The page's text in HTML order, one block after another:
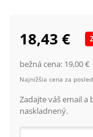
18,43 €
bežná cena: 19,00 €
Najnižšia cena za
Zadajte váš email
naskladnený.